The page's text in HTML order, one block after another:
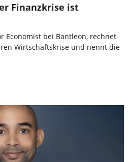
Finanzkrise ist
Economist bei Bantleon, rechnet
Wirtschaftskrise und nennt die